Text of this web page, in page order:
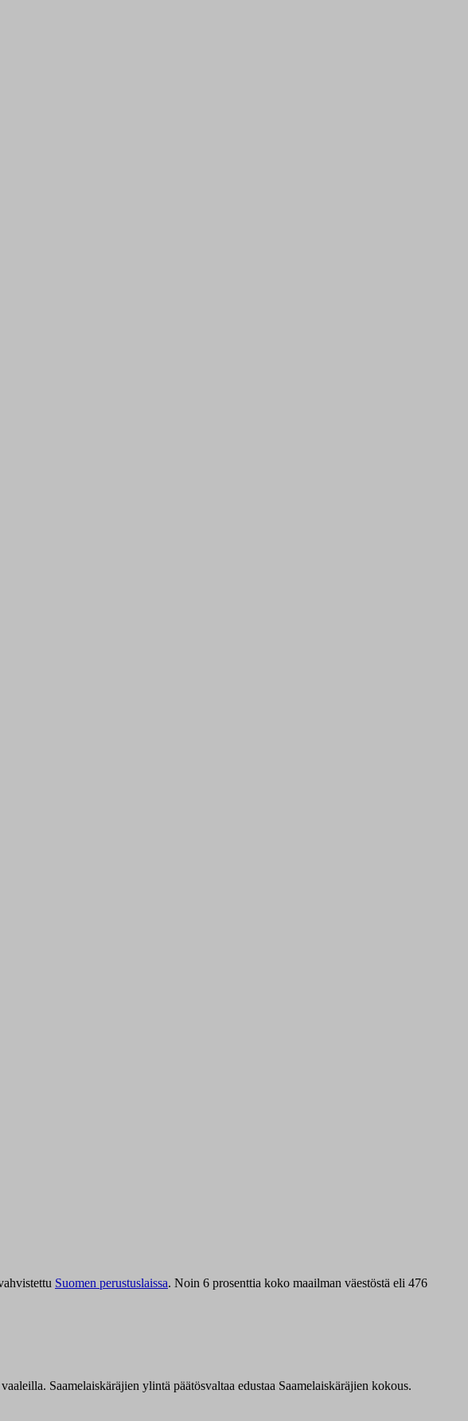
Suomen perustuslaissa. Noin 6 prosenttia koko maailman väestöstä eli 476
Saamelaiskäräjien ylintä päätösvaltaa edustaa Saamelaiskäräjien kokous.